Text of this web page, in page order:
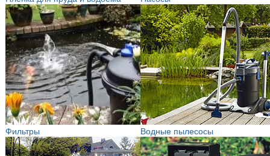
Фильтры Водные пылесосы